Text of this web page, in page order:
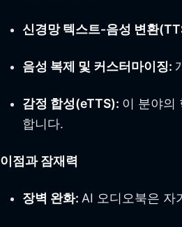
신경망 텍스트-음성 변환
음성 복제 및 커스터마이징:
감정 합성(eTTS): 이 분야의
합니다.
이점과 잠재력
장벽 완화: AI 오디오북은 자